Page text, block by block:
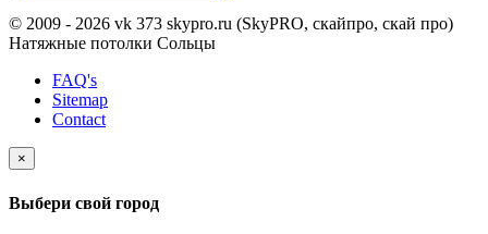
© 2009 - 2026 vk 373 skypro.ru (SkyPRO, скайпро, скай про)
Натяжные потолки Сольцы
FAQ's
Sitemap
Contact
×
Выбери свой город